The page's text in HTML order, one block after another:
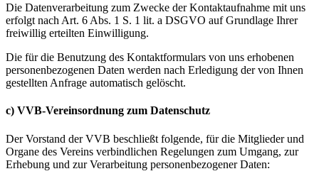
Die Datenverarbeitung zum Zwecke der Kontaktaufnahme mit uns
erfolgt nach Art. 6 Abs. 1 S. 1 lit. a DSGVO auf Grundlage Ihrer
freiwillig erteilten Einwilligung.
Die für die Benutzung des Kontaktformulars von uns erhobenen
personenbezogenen Daten werden nach Erledigung der von Ihnen
gestellten Anfrage automatisch gelöscht.
c) VVB-Vereinsordnung zum Datenschutz
Der Vorstand der VVB beschließt folgende, für die Mitglieder und
Organe des Vereins verbindlichen Regelungen zum Umgang, zur
Erhebung und zur Verarbeitung personenbezogener Daten: